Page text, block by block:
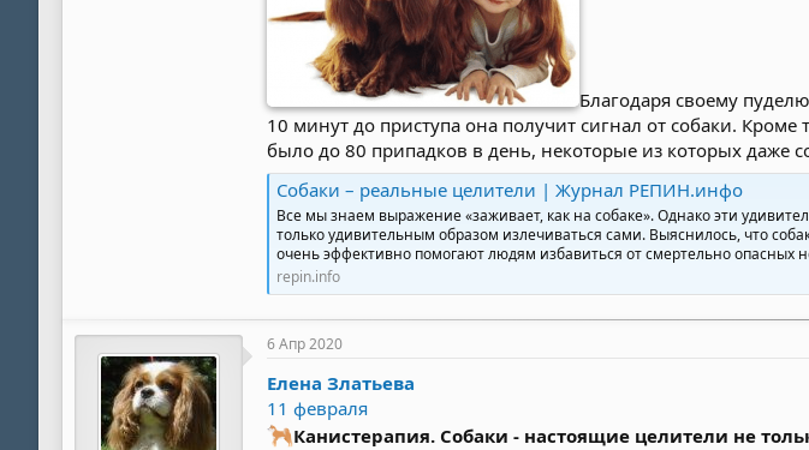
Благодаря своему
10 минут до приступа она получит сигнал от собаки.
было до 80 припадков в день, некоторые из которых даже
Собаки – реальные целители | Журнал РЕПИН.инфо
Все мы знаем выражение «заживает, как на собаке». Однако эти
только удивительным образом излечиваться сами. Выяснилось, что
очень эффективно помогают людям избавиться от смертельно опасных
repin.info
6 Апр 2020
Елена Златьева
11 февраля
Канистерапия. Собаки - настоящие целители не